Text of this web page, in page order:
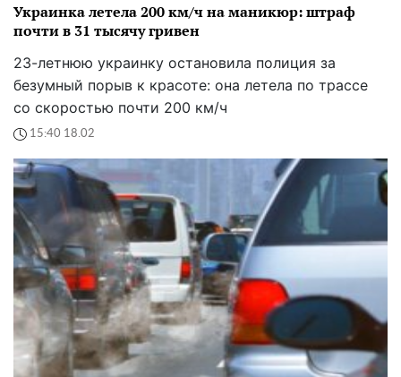
Украинка летела 200 км/ч на маникюр: штраф
почти в 31 тысячу гривен
23-летнюю украинку остановила полиция за
безумный порыв к красоте: она летела по трассе
со скоростью почти 200 км/ч
15:40 18.02